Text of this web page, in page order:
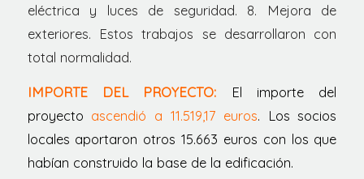
eléctrica y luces de seguridad. 8. Mejora de
exteriores. Estos trabajos se desarrollaron con
total normalidad.
IMPORTE DEL PROYECTO:
El importe del
proyecto ascendió a 11.519,17 euros. Los socios
locales aportaron otros 15.663 euros con los que
habían construido la base de la edificación.